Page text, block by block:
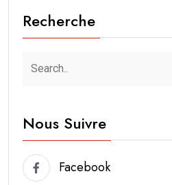
Recherche
Nous Suivre
Facebook